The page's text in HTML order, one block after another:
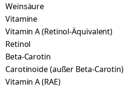
Weinsäure
Vitamine
Vitamin A (Retinol-Äquivalent)
Retinol
Beta-Carotin
Carotinoide (außer Beta-Carotin)
Vitamin A (RAE)